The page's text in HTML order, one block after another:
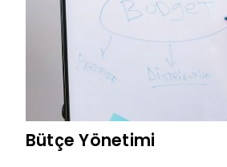
Bütçe Yönetimi